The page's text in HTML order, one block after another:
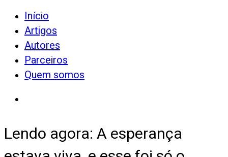
Início
Artigos
Autores
Parceiros
Quem somos
Lendo agora: A esperança